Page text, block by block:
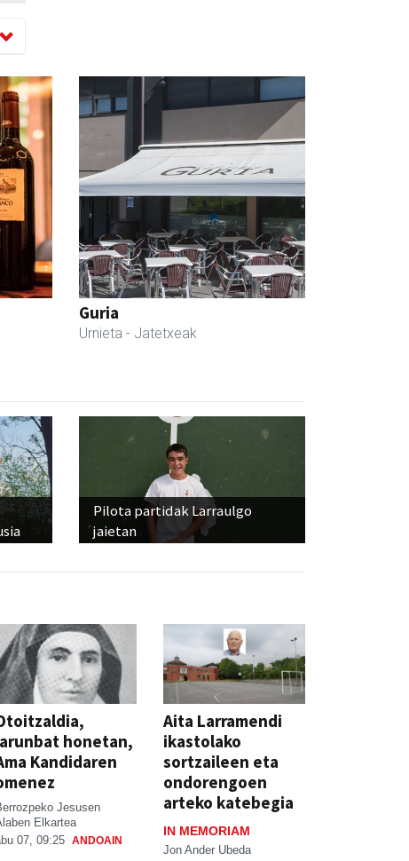
Guria
Urnieta - Jatetxeak
Pilota partidak Larraulgo
jaietan
honetan,
Kandidaren
Jesusen
Elkartea
07, 09:25 ANDOAIN
Aita Larramendi
ikastolako
sortzaileen eta
ondorengoen
arteko katebegia
IN MEMORIAM
Jon Ander Ubeda